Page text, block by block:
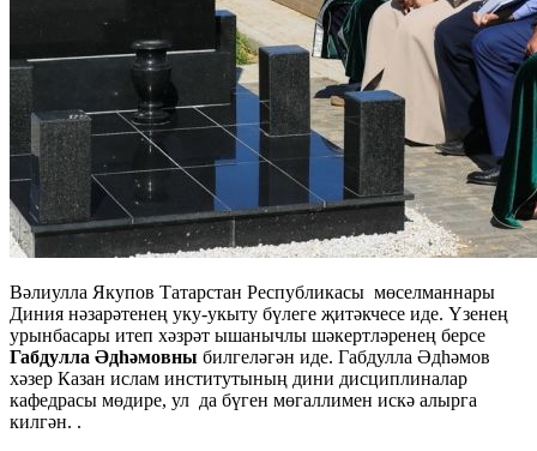
Вәлиулла Якупов Татарстан Республикасы мөселманнары
Диния нәзарәтенең уку-укыту бүлеге җитәкчесе иде. Үзенең
урынбасары итеп хәзрәт ышанычлы шәкертләренең берсе
Габдулла Әдһәмовны билгеләгән иде. Габдулла Әдһәмов
хәзер Казан ислам институтының дини дисциплиналар
кафедрасы мөдире, ул да бүген мөгаллимен искә алырга
килгән. .